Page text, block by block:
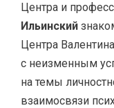
Центра и
Ильинский
Центра
с неизменным
на темы
взаимосвязи